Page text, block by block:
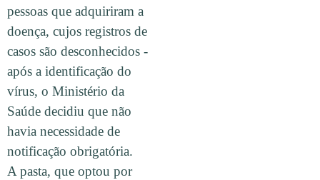
pessoas que adquiriram a
doença, cujos registros de
casos são desconhecidos -
após a identificação do
vírus, o Ministério da
Saúde decidiu que não
havia necessidade de
notificação obrigatória.
A pasta, que optou por